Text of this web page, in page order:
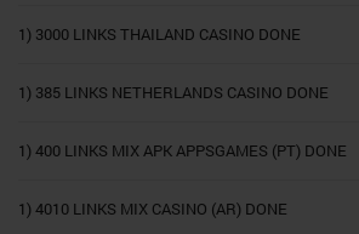
1) 3000 LINKS THAILAND CASINO DONE
1) 385 LINKS NETHERLANDS CASINO DONE
1) 400 LINKS MIX APK APPSGAMES (PT) DONE
1) 4010 LINKS MIX CASINO (AR) DONE